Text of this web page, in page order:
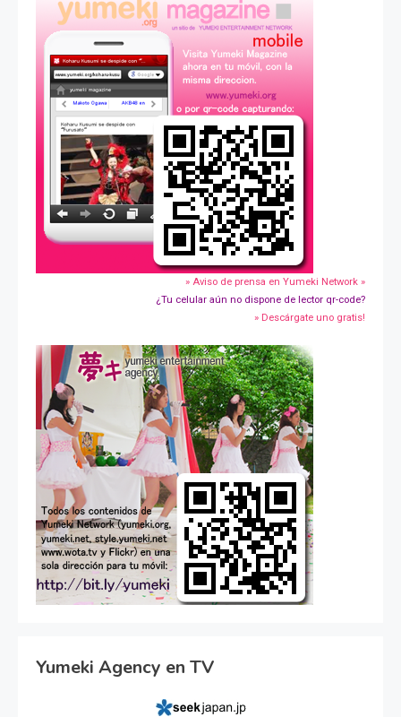
» Aviso de prensa en Yumeki Network »
¿Tu celular aún no dispone de lector qr-code?
» Descárgate uno gratis!
Yumeki Agency en TV